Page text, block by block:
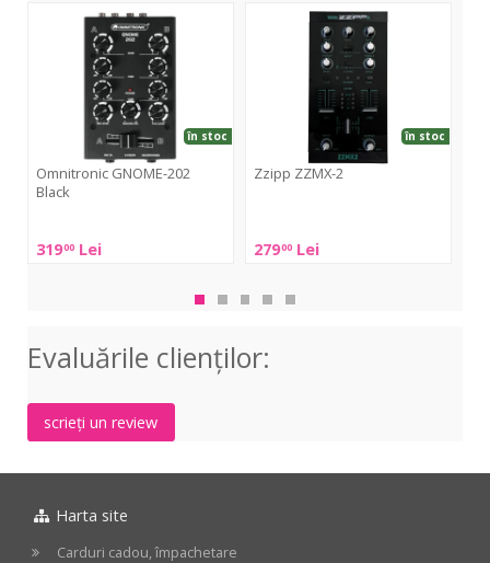
GNOME-
Omnitronic GNOME-202
Black
31900 Lei
în stoc
GNOME-
Zzipp ZZMX-2
27900 Lei
în stoc
ZZMX-
Evaluările clienţilor:
scrieți un review
Harta site
Carduri cadou, împachetare